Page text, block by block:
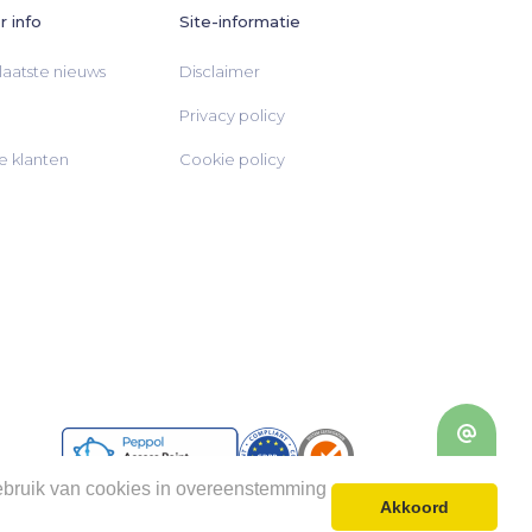
van cookies in overeenstemming
Akkoord
info
nieuws
klanten
Site-informatie
Disclaimer
Privacy policy
Cookie policy